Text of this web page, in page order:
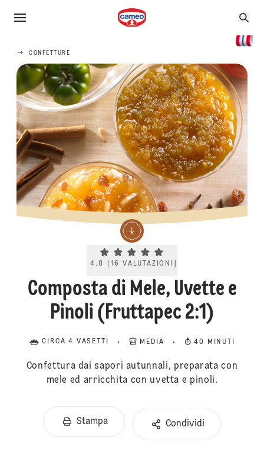
CONFETTURE
Current rating 4.8. Click to rate.
4.8 16 VALUTAZIONI
Composta di Mele, Uvette e
Pinoli (Fruttapec 2:1)
CIRCA 4 VASETTI MEDIA 40 MINUTI
Confettura dai sapori autunnali, preparata con
mele ed arricchita con uvetta e pinoli.
Stampa Condividi